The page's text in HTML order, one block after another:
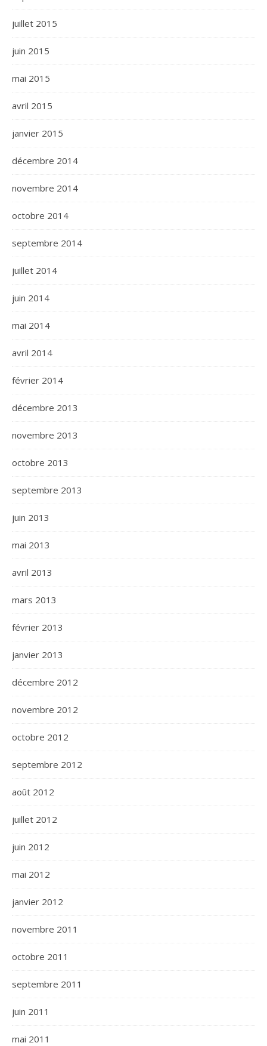
juillet 2015
juin 2015
mai 2015
avril 2015
janvier 2015
décembre 2014
novembre 2014
octobre 2014
septembre 2014
juillet 2014
juin 2014
mai 2014
avril 2014
février 2014
décembre 2013
novembre 2013
octobre 2013
septembre 2013
juin 2013
mai 2013
avril 2013
mars 2013
février 2013
janvier 2013
décembre 2012
novembre 2012
octobre 2012
septembre 2012
août 2012
juillet 2012
juin 2012
mai 2012
janvier 2012
novembre 2011
octobre 2011
septembre 2011
juin 2011
mai 2011